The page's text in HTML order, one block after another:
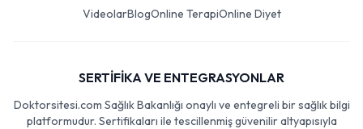
VideolarBlogOnline TerapiOnline Diyet
SERTİFİKA VE ENTEGRASYONLAR
Doktorsitesi.com Sağlık Bakanlığı onaylı ve entegreli bir sağlık bilgi
platformudur. Sertifikaları ile tescillenmiş güvenilir altyapısıyla